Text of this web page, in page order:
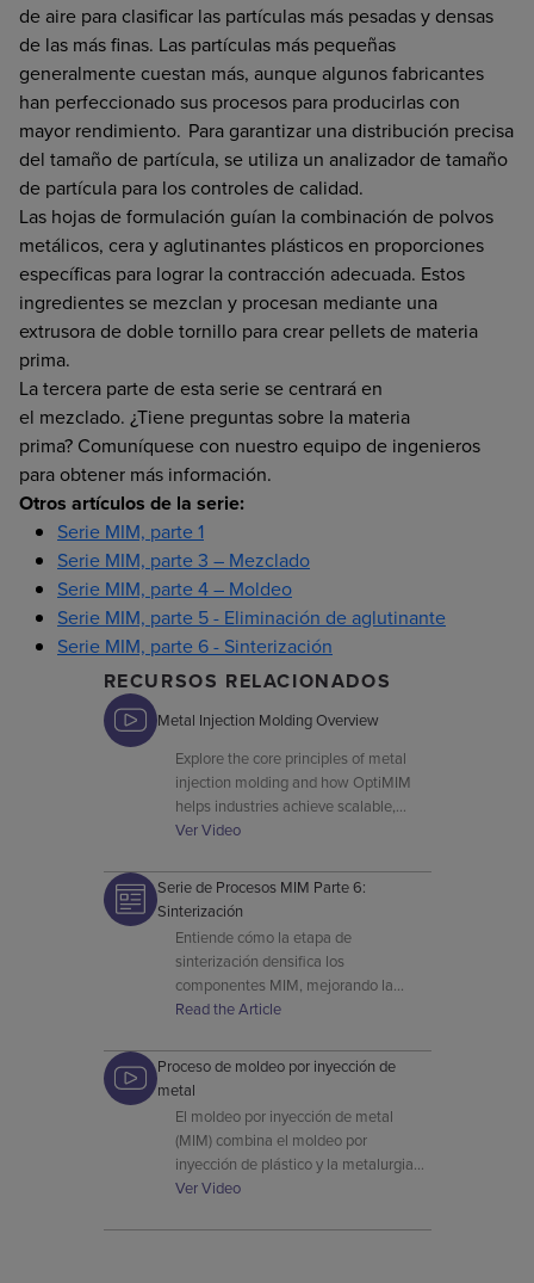
de aire para clasificar las partículas más pesadas y densas
de las más finas. Las partículas más pequeñas
generalmente cuestan más, aunque algunos fabricantes
han perfeccionado sus procesos para producirlas con
mayor rendimiento. Para garantizar una distribución precisa
del tamaño de partícula, se utiliza un analizador de tamaño
de partícula para los controles de calidad.
Las hojas de formulación guían la combinación de polvos
metálicos, cera y aglutinantes plásticos en proporciones
específicas para lograr la contracción adecuada. Estos
ingredientes se mezclan y procesan mediante una
extrusora de doble tornillo para crear pellets de materia
prima.
La tercera parte de esta serie se centrará en
el mezclado. ¿Tiene preguntas sobre la materia
prima? Comuníquese con nuestro equipo de ingenieros
para obtener más información.
Otros artículos de la serie:
Serie MIM, parte 1
Serie MIM, parte 3 – Mezclado
Serie MIM, parte 4 – Moldeo
Serie MIM, parte 5 - Eliminación de aglutinante
Serie MIM, parte 6 - Sinterización
RECURSOS RELACIONADOS
Metal Injection Molding Overview
Explore the core principles of metal
injection molding and how OptiMIM
helps industries achieve scalable,
repeatable high-performance
Ver Video
Serie de Procesos MIM Parte 6:
Sinterización
Entiende cómo la etapa de
sinterización densifica los
componentes MIM, mejorando la
resistencia, la precisión dimensional y
Read the Article
Proceso de moldeo por inyección de
metal
El moldeo por inyección de metal
(MIM) combina el moldeo por
inyección de plástico y la metalurgia
en polvo, lo que ofrece una mayor
metales como el acero inoxidable, el
Ver Video